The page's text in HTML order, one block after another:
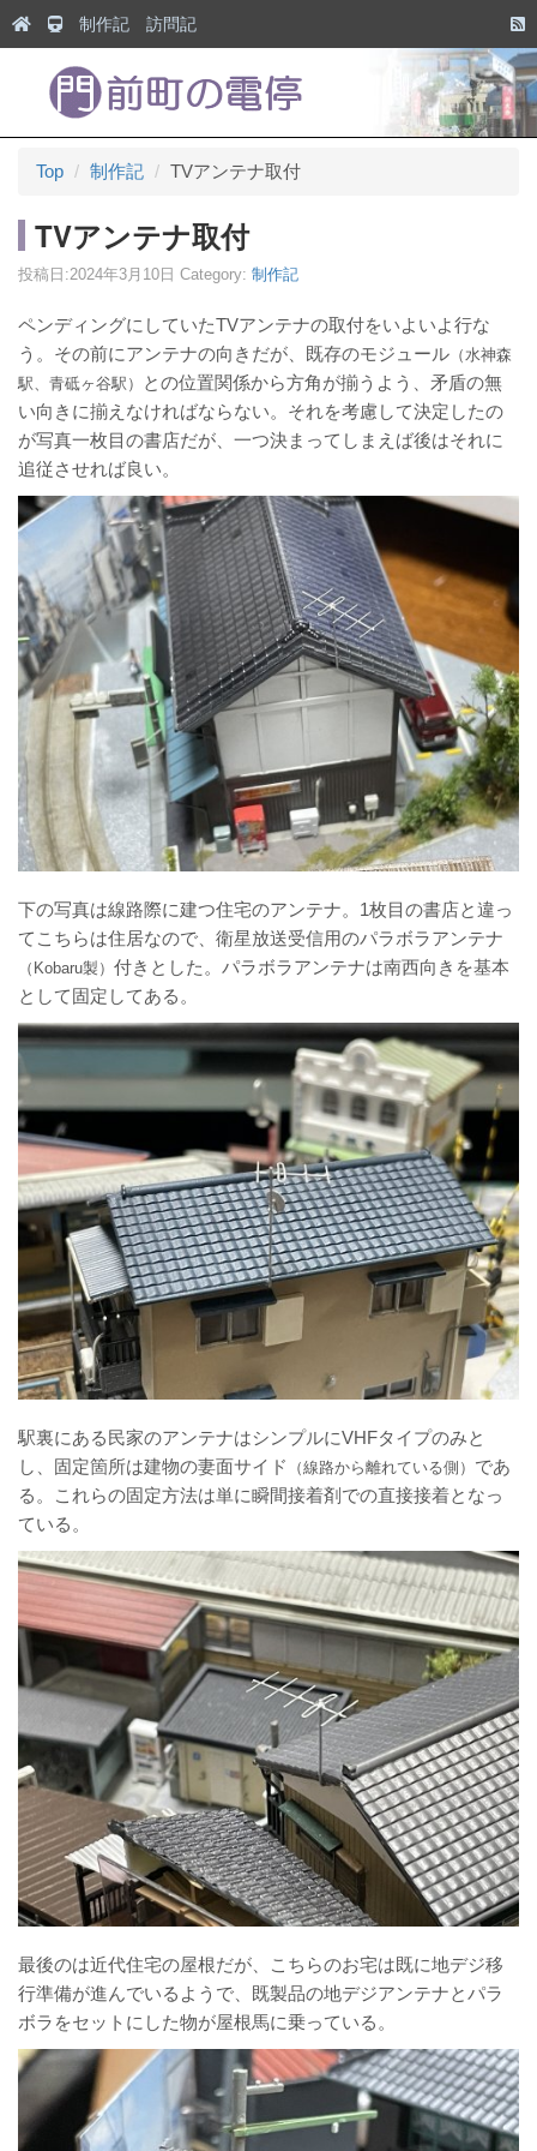
制作記 訪問記
Top 制作記 TVアンテナ取付
TVアンテナ取付
投稿日:2024年3月10日 Category: 制作記
ペンディングにしていたTVアンテナの取付をいよいよ行な
う。その前にアンテナの向きだが、既存のモジュール （水神森
駅、青砥ヶ谷駅）
との位置関係から方角が揃うよう、矛盾の無
い向きに揃えなければならない。それを考慮して決定したの
が写真一枚目の書店だが、一つ決まってしまえば後はそれに
追従させれば良い。
下の写真は線路際に建つ住宅のアンテナ。1枚目の書店と違っ
てこちらは住居なので、衛星放送受信用のパラボラアンテナ
（Kobaru製） 付きとした。パラボラアンテナは南西向きを基本
として固定してある。
駅裏にある民家のアンテナはシンプルにVHFタイプのみと
し、固定箇所は建物の妻面サイド
（線路から離れている側） であ
る。これらの固定方法は単に瞬間接着剤での直接接着となっ
ている。
最後のは近代住宅の屋根だが、こちらのお宅は既に地デジ移
行準備が進んでいるようで、既製品の地デジアンテナとパラ
ボラをセットにした物が屋根馬に乗っている。